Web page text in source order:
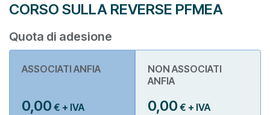
CORSO SULLA REVERSE PFMEA
Quota di adesione
ASSOCIATI ANFIA
0,00 € + IVA
NON ASSOCIATI
ANFIA
0,00€ + IVA